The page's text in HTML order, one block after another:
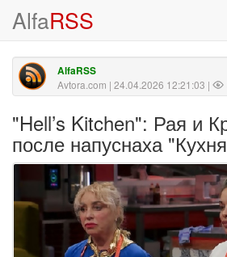
AlfaRSS
AlfaRSS
Avtora.com | 24.04.2026 12:21:03 |
"Hell’s Kitchen": Рая и
после напуснаха